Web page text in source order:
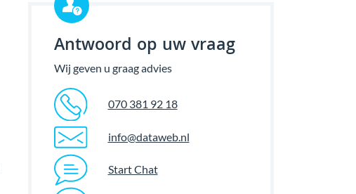
Antwoord op uw vraag
Wij geven u graag advies
070 381 92 18
info@dataweb.nl
Start Chat